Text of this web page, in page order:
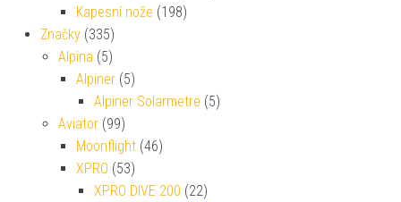
Kapesní nože (198)
Značky (335)
Alpina (5)
Alpiner (5)
Alpiner Solarmetre (5)
Aviator (99)
Moonflight (46)
XPRO (53)
XPRO DIVE 200 (22)